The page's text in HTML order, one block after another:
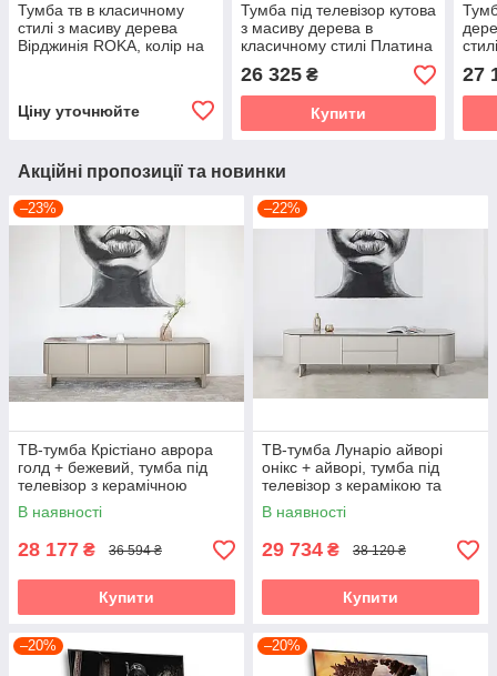
Тумба тв в класичному
стилі з масиву дерева
Вірджинія ROKA, колір на
Ціну уточнюйте
Тумба під телевізор кутова
з масиву дерева в
класичному стилі Платина
РКБ-Меблі, колір на вибір
26 325₴
Купити
27
Акційні пропозиції та новинки
–23%
ТВ-тумба Крістіано аврора
голд + бежевий, тумба під
телевізор з керамічною
стільницею Vetro
В наявності
28 177 ₴ 36 594 ₴
Купити
–22%
ТВ-тумба Лунаріо айворі
онікс + айворі, тумба під
телевізор з керамікою та
гартованим склом Vetro
В наявності
29 734 ₴ 38 120 ₴
Купити
–20% –20%